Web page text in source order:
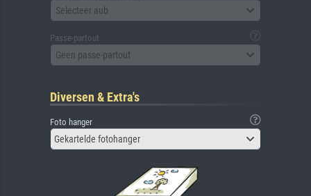
Selecteer aub
Passe-partout
Geen passe-partout
Diversen & Extra's
Foto hanger
Gekartelde fotohanger